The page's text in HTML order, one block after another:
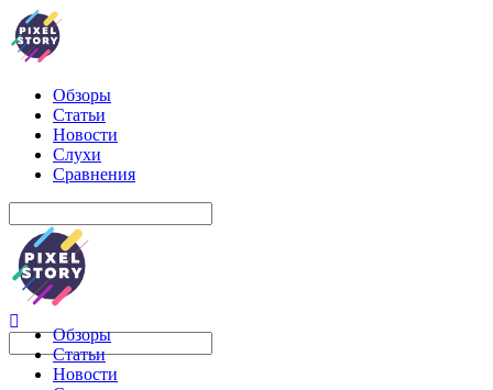
Обзоры
Статьи
Новости
Слухи
Сравнения
Обзоры
Статьи
Новости